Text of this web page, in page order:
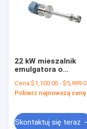
22 kW mieszalnik
emulgatora o
Mieszalnik
homogenizatora o
Cena:$1,100.00 - $5,999.00/Sets
Pobierz najnowszą cenę
Skontaktuj się teraz